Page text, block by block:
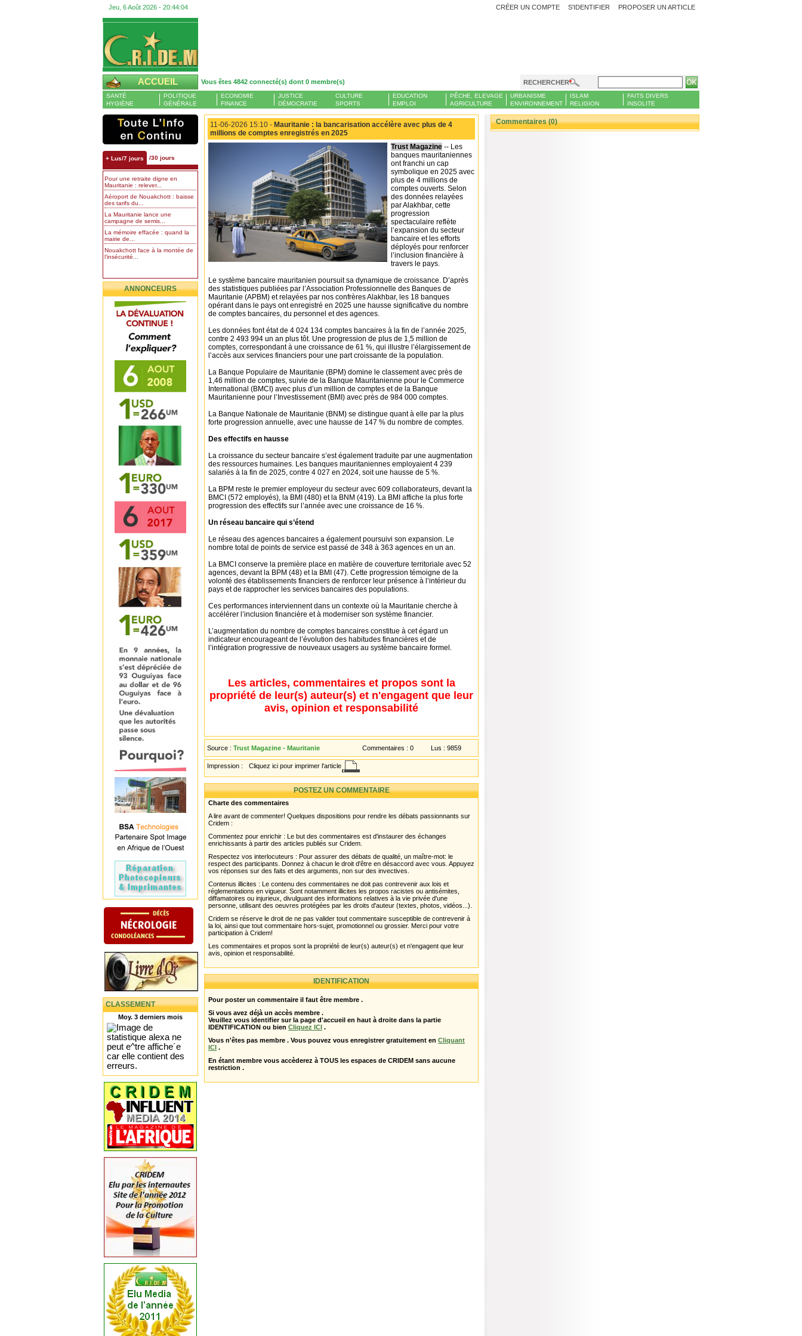
Jeu, 6 Août 2026 - 20:44:05 PROPOSER UN ARTICLE
CRÉER UN COMPTE S'IDENTIFIER
ACCUEIL Vous êtes 4842 connecté(s) dont 0 membre(s) RECHERCHER
SANTÉ
HYGIÈNE
POLITIQUE
GÉNÉRALE
ECONOMIE
FINANCE
JUSTICE
DÉMOCRATIE
CULTURE
SPORTS
EDUCATION
EMPLOI
PÊCHE, ELEVAGE
AGRICULTURE
URBANISME
ENVIRONNEMENT
ISLAM
RELIGION
FAITS DIVERS
INSOLITE
+ Lus/7 jours /30 jours
Pour une retraite digne en
Mauritanie : relever...
Aéroport de Nouakchott : baisse
des tarifs du...
La Mauritanie lance une
campagne de semis...
La mémoire effacée : quand la
mairie de...
Nouakchott face à la montée de
l’insécurité...
ANNONCEURS
CLASSEMENT
Moy. 3 derniers mois
11-06-2026 15:10 - Mauritanie : la bancarisation accélère avec plus de 4
millions de comptes enregistrés en 2025
Trust Magazine -- Les
banques mauritaniennes
ont franchi un cap
symbolique en 2025 avec
plus de 4 millions de
comptes ouverts. Selon
des données relayées
par Alakhbar, cette
progression
spectaculaire reflète
l’expansion du secteur
bancaire et les efforts
déployés pour renforcer
l’inclusion financière à
travers le pays.
Le système bancaire mauritanien poursuit sa dynamique de croissance. D’après
des statistiques publiées par l’Association Professionnelle des Banques de
Mauritanie (APBM) et relayées par nos confrères Alakhbar, les 18 banques
opérant dans le pays ont enregistré en 2025 une hausse significative du nombre
de comptes bancaires, du personnel et des agences.
Les données font état de 4 024 134 comptes bancaires à la fin de l’année 2025,
contre 2 493 994 un an plus tôt. Une progression de plus de 1,5 million de
comptes, correspondant à une croissance de 61 %, qui illustre l’élargissement de
l’accès aux services financiers pour une part croissante de la population.
La Banque Populaire de Mauritanie (BPM) domine le classement avec près de
1,46 million de comptes, suivie de la Banque Mauritanienne pour le Commerce
International (BMCI) avec plus d’un million de comptes et de la Banque
Mauritanienne pour l’Investissement (BMI) avec près de 984 000 comptes.
La Banque Nationale de Mauritanie (BNM) se distingue quant à elle par la plus
forte progression annuelle, avec une hausse de 147 % du nombre de comptes.
Des effectifs en hausse
La croissance du secteur bancaire s’est également traduite par une augmentation
des ressources humaines. Les banques mauritaniennes employaient 4 239
salariés à la fin de 2025, contre 4 027 en 2024, soit une hausse de 5 %.
La BPM reste le premier employeur du secteur avec 609 collaborateurs, devant la
BMCI (572 employés), la BMI (480) et la BNM (419). La BMI affiche la plus forte
progression des effectifs sur l’année avec une croissance de 16 %.
Un réseau bancaire qui s’étend
Le réseau des agences bancaires a également poursuivi son expansion. Le
nombre total de points de service est passé de 348 à 363 agences en un an.
La BMCI conserve la première place en matière de couverture territoriale avec 52
agences, devant la BPM (48) et la BMI (47). Cette progression témoigne de la
volonté des établissements financiers de renforcer leur présence à l’intérieur du
pays et de rapprocher les services bancaires des populations.
Ces performances interviennent dans un contexte où la Mauritanie cherche à
accélérer l’inclusion financière et à moderniser son système financier.
L’augmentation du nombre de comptes bancaires constitue à cet égard un
indicateur encourageant de l’évolution des habitudes financières et de
l’intégration progressive de nouveaux usagers au système bancaire formel.
Les articles, commentaires et propos sont la
propriété de leur(s) auteur(s) et n'engagent que leur
avis, opinion et responsabilité
Source : Trust Magazine - Mauritanie Commentaires : 0 Lus : 9859
Impression : Cliquez ici pour imprimer l'article
POSTEZ UN COMMENTAIRE
Charte des commentaires
A lire avant de commenter! Quelques dispositions pour rendre les débats passionnants sur
Cridem :
Commentez pour enrichir : Le but des commentaires est d'instaurer des échanges
enrichissants à partir des articles publiés sur Cridem.
Respectez vos interlocuteurs : Pour assurer des débats de qualité, un maître-mot: le
respect des participants. Donnez à chacun le droit d'être en désaccord avec vous. Appuyez
vos réponses sur des faits et des arguments, non sur des invectives.
Contenus illicites : Le contenu des commentaires ne doit pas contrevenir aux lois et
réglementations en vigueur. Sont notamment illicites les propos racistes ou antisémites,
diffamatoires ou injurieux, divulguant des informations relatives à la vie privée d'une
personne, utilisant des oeuvres protégées par les droits d'auteur (textes, photos, vidéos...).
Cridem se réserve le droit de ne pas valider tout commentaire susceptible de contrevenir à
la loi, ainsi que tout commentaire hors-sujet, promotionnel ou grossier. Merci pour votre
participation à Cridem!
Les commentaires et propos sont la propriété de leur(s) auteur(s) et n'engagent que leur
avis, opinion et responsabilité.
IDENTIFICATION
Pour poster un commentaire il faut être membre .
Si vous avez déjà un accès membre .
Veuillez vous identifier sur la page d'accueil en haut à droite dans la partie
IDENTIFICATION ou bien Cliquez ICI .
Vous n'êtes pas membre . Vous pouvez vous enregistrer gratuitement en Cliquant
ICI .
En étant membre vous accèderez à TOUS les espaces de CRIDEM sans aucune
restriction .
Commentaires (0)